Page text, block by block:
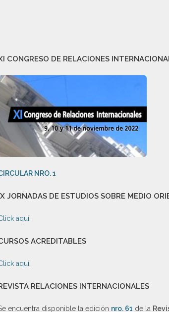
CONGRESO DE RELACIONES
NRO. 1
JORNADAS DE ESTUDIOS SOBRE MEDIO
aquí.
ACREDITABLES
aquí.
RELACIONES INTERNACIONALES
encuentra disponible la edición nro. 61 de la